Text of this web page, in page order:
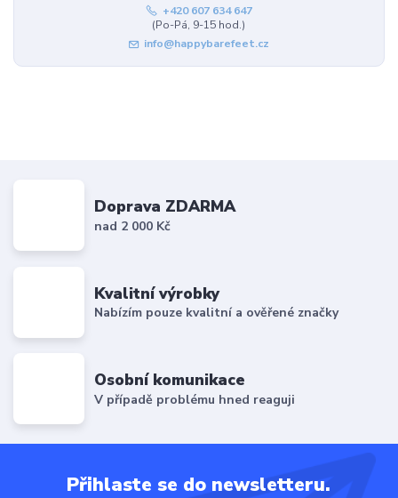
+420 607 634 647
(Po-Pá, 9-15 hod.)
info@happybarefeet.cz
Doprava ZDARMA
nad 2 000 Kč
Kvalitní výrobky
Nabízím pouze kvalitní a ověřené značky
Osobní komunikace
V případě problému hned reaguji
Přihlaste se do newsletteru.